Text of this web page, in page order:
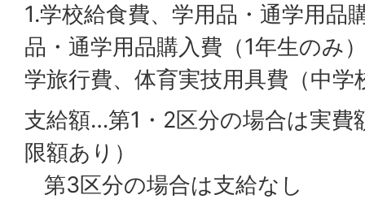
1.学校給食費、学用品・通学用品
品・通学用品購入費（1年生のみ
学旅行費、体育実技用具費（中学
支給額…第1・2区分の場合は実費
限額あり）
第3区分の場合は支給なし